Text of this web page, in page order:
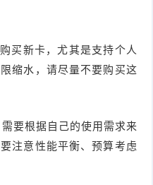
买新卡，尤其是支持个人
缩水，请尽量不要购买这
要根据自己的使用需求来
注意性能平衡、预算考虑